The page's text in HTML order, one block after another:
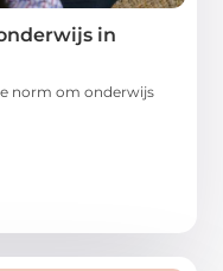
in
norm om onderwijs